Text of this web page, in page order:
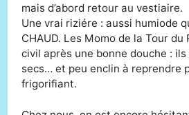
mais d’abord retour au vestiaire.
Une vrai riziére : aussi humiode
CHAUD. Les Momo de la Tour du
civil après une bonne douche :
secs… et peu enclin à reprendre
frigorifiant.